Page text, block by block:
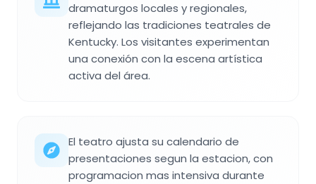
dramaturgos locales y regionales,
reflejando las tradiciones teatrales de
Kentucky. Los visitantes experimentan
una conexión con la escena artística
activa del área.
El teatro ajusta su calendario de
presentaciones segun la estacion, con
programacion mas intensiva durante